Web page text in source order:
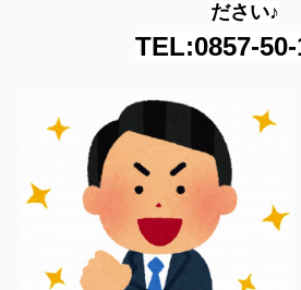
ださい♪
TEL:0857-